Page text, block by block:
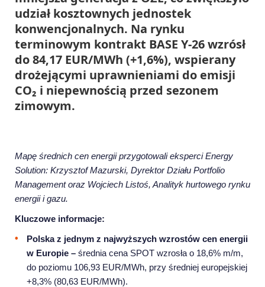
udział kosztownych jednostek
konwencjonalnych. Na rynku
terminowym kontrakt BASE Y-26 wzrósł
do 84,17 EUR/MWh (+1,6%), wspierany
drożejącymi uprawnieniami do emisji
CO₂ i niepewnością przed sezonem
zimowym.
Mapę średnich cen energii przygotowali eksperci Energy
Solution: Krzysztof Mazurski, Dyrektor Działu Portfolio
Management oraz Wojciech Listoś, Analityk hurtowego rynku
energii i gazu.
Kluczowe informacje:
Polska z jednym z najwyższych wzrostów cen energii
w Europie – średnia cena SPOT wzrosła o 18,6% m/m,
do poziomu 106,93 EUR/MWh, przy średniej europejskiej
+8,3% (80,63 EUR/MWh).